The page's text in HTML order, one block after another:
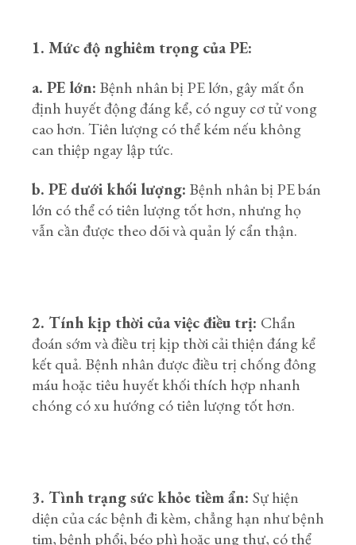
1. Mức độ nghiêm trọng của PE:
a. PE lớn: Bệnh nhân bị PE lớn, gây mất ổn
định huyết động đáng kể, có nguy cơ tử vong
cao hơn. Tiên lượng có thể kém nếu không
can thiệp ngay lập tức.
b. PE dưới khối lượng: Bệnh nhân bị PE bán
lớn có thể có tiên lượng tốt hơn, nhưng họ
vẫn cần được theo dõi và quản lý cẩn thận.
2. Tính kịp thời của việc điều trị: Chẩn
đoán sớm và điều trị kịp thời cải thiện đáng kể
kết quả. Bệnh nhân được điều trị chống đông
máu hoặc tiêu huyết khối thích hợp nhanh
chóng có xu hướng có tiên lượng tốt hơn.
3. Tình trạng sức khỏe tiềm ẩn: Sự hiện
diện của các bệnh đi kèm, chẳng hạn như bệnh
tim, bệnh phổi, béo phì hoặc ung thư, có thể